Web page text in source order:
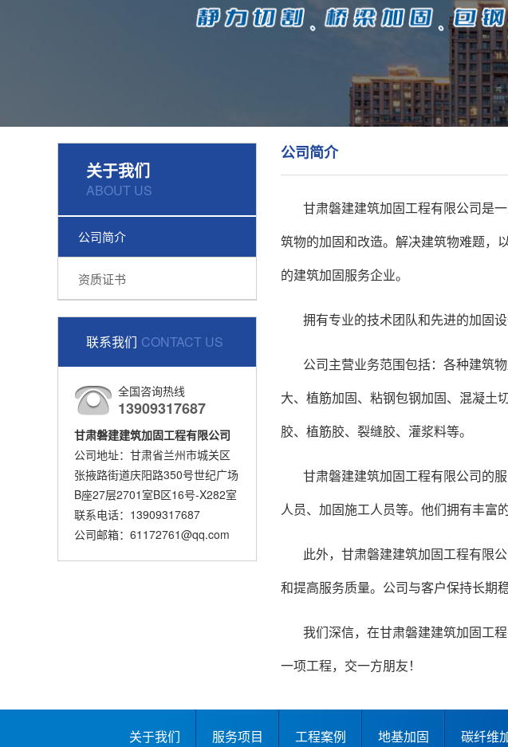
关于我们
ABOUT US
公司简介
资质证书
联系我们 CONTACT US
全国咨询热线
13909317687
甘肃磐建建筑加固工程有限公司
公司地址：甘肃省兰州市城关区
张掖路街道庆阳路350号世纪广场
B座27层2701室B区16号-X282室
联系电话：13909317687
公司邮箱：61172761@qq.com
公司简介
甘肃磐建建筑加固工程有限公司是
筑物的加固和改造。解决建筑物难题，
的建筑加固服务企业。
拥有专业的技术团队和先进的加固
公司主营业务范围包括：各种建筑
大、植筋加固、粘钢包钢加固、混凝土
胶、植筋胶、裂缝胶、灌浆料等。
甘肃磐建建筑加固工程有限公司的
人员、加固施工人员等。他们拥有丰富
此外，甘肃磐建建筑加固工程有限
和提高服务质量。公司与客户保持长期
我们深信，在甘肃磐建建筑加固工
一项工程，交一方朋友！
关于我们 服务项目 工程案例 地基加固 碳纤维